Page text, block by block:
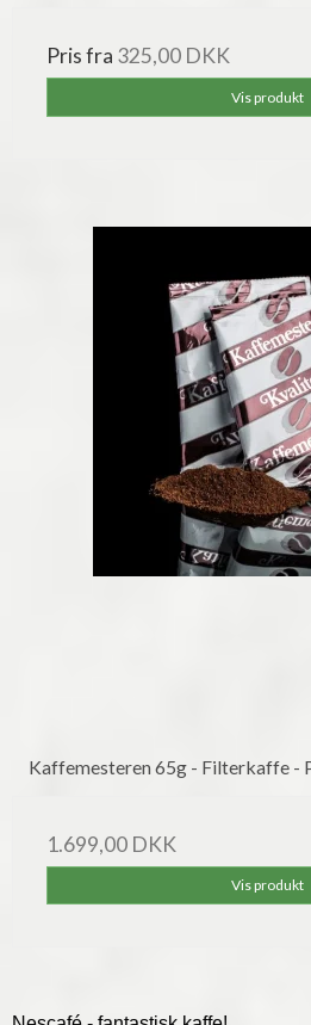
Pris fra 325,00 DKK
Vis produkt
Kaffemesteren 65g - Filterkaffe -
1.699,00 DKK
Vis produkt